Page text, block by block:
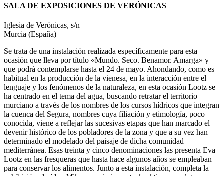
SALA DE EXPOSICIONES DE VERÓNICAS
Iglesia de Verónicas, s/n
Murcia (España)
Se trata de una instalación realizada específicamente para esta
ocasión que lleva por título «Mundo. Seco. Benamor. Amarga» y
que podrá contemplarse hasta el 24 de mayo. Ahondando, como es
habitual en la producción de la vienesa, en la interacción entre el
lenguaje y los fenómenos de la naturaleza, en esta ocasión Lootz se
ha centrado en el tema del agua, buscando retratar el territorio
murciano a través de los nombres de los cursos hídricos que integran
la cuenca del Segura, nombres cuya filiación y etimología, poco
conocida, viene a reflejar las sucesivas etapas que han marcado el
devenir histórico de los pobladores de la zona y que a su vez han
determinado el modelado del paisaje de dicha comunidad
mediterránea. Esas treinta y cinco denominaciones las presenta Eva
Lootz en las fresqueras que hasta hace algunos años se empleaban
para conservar los alimentos. Junto a esta instalación, completa la